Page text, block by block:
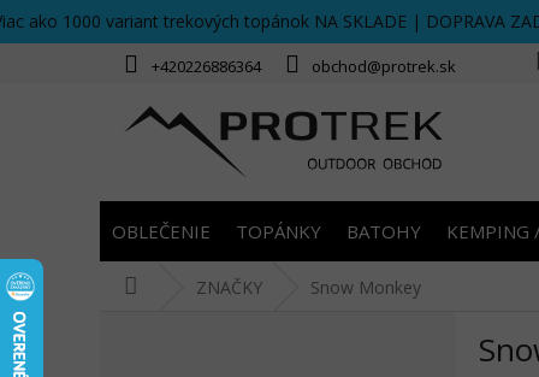
Prejsť
na
ako 1000 variant trekových topánok NA SKLADE | DOPRAVA
+420226886364 obchod@protrek.sk
OBLEČENIE TOPÁNKY BATOHY KEMPING
DomovZNAČKY Snow Monkey